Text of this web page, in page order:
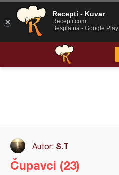
Autor: S.T
Čupavci (23)
Recepti - Kuvar
Recepti.com
Besplatna - Google Play